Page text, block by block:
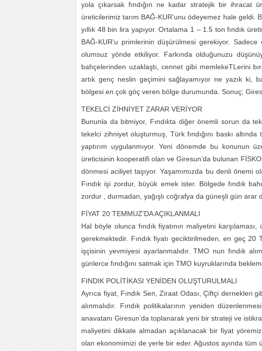
yola çıkarsak fındığın ne kadar stratejik bir ihracat
üreticilerimiz tarım BAĞ-KUR’unu ödeyemez hale geldi.
yıllık 48 bin lira yapıyor. Ortalama 1 – 1.5 ton fındık
BAĞ-KUR’u primlerinin düşürülmesi gerekiyor.
olumsuz yönde etkiliyor. Farkında olduğunuzu
bahçelerinden uzaklaştı, cennet gibi memlekeTLerini
artık genç neslin geçimini sağlayamıyor ne yazık ki,
bölgesi en çok göç veren bölge durumunda. Sonuç;
TEKELCİ ZİHNİYET ZARAR VERİYOR
Bununla da bitmiyor, Fındıkta diğer önemli sorun da
tekelci zihniyet oluşturmuş, Türk fındığını baskı
yaptırım uygulanmıyor. Yeni dönemde bu konunun
üreticisinin kooperatifi olan ve Giresun’da bulunan
dönmesi aciliyet taşıyor. Yaşamımızda bu denli önemi
Fındık işi zordur, büyük emek ister. Bölgede fındık
zordur , durmadan, yağışlı coğrafya da güneşli gün arar
FİYAT 20 TEMMUZ’DA AÇIKLANMALI
Hal böyle olunca fındık fiyatının maliyetini
gerekmektedir. Fındık fiyatı geciktirilmeden, en geç 20
işçisinin yevmiyesi ayarlanmalıdır. TMO nun fındık
günlerce fındığını satmak için TMO kuyruklarında
FINDIK POLİTİKASI YENİDEN OLUŞTURULMALI
Ayrıca fiyat, Fındık Sen, Ziraat Odası, Çiftçi
alınmalıdır. Fındık politikalarının yeniden
anavatanı Giresun’da toplanarak yeni bir strateji ve
maliyetini dikkate almadan açıklanacak bir fiyat
olan ekonomimizi de yerle bir eder. Ağustos ayında tüm